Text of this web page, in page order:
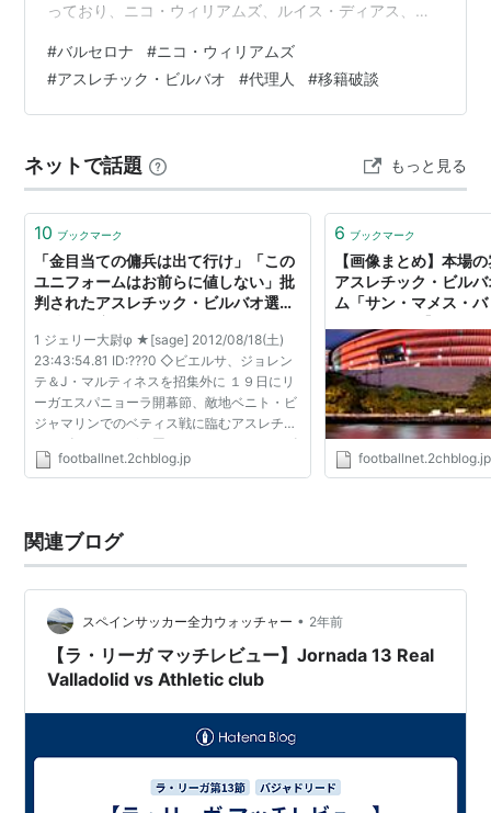
っており、ニコ・ウィリアムズ、ルイス・ディアス、ラ
浮上したのがニコ獲得。本人がタイトル獲得やヤマルと
のプレーを望みバルセロナへの移籍を求めていた事、そ
して契約解除金5800万€を払えば獲得出来る事もあり話
報道が出て、獲得は確実視されたと思われました。 しか
しここから事態は思わぬ方向に進む事になっ…
#バルセロナ #ニコ・ウィリアムズ
#アスレチック・ビルバオ #代理人 #移籍破談
ネットで話題 もっと見る
10 ブックマーク
「金目当ての傭兵は出て行け」「この
ユニフォームはお前らに値しない」批
判されたアスレチック・ビルバオ選手
1 ジェリー大尉φ ★[sage] 2012/08/18(土)
23:43:54.81 ID:???0 ◇ビエルサ、ジョレン
テ＆J・マルティネスを招集外に １９日にリ
ーガエスパニョーラ開幕節、敵地ベニト・ビ
ジャマリンでのベティス戦に臨むアスレチッ
ク・ビルバオだが、同チームのマルセロ・ビ
エルサ監督はFWフェルナンド・ジョレンテ
footballnet.2chblog.jp
6 ブックマーク
【画像まとめ】本場
アスレチック・ビル
ム「サン・マメス・
footballnet.2chblog.jp
関連ブログ
スペインサッカー全力ウォッチャー • 2年前
【ラ・リーガ マッチレビュー】Jornada 13 Real
Valladolid vs Athletic club